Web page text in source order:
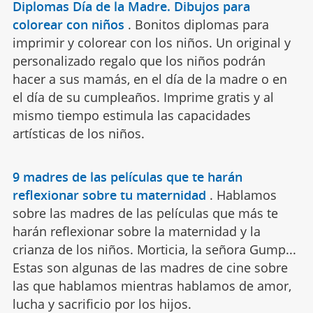
Diplomas Día de la Madre. Dibujos para
colorear con niños . Bonitos diplomas para
imprimir y colorear con los niños. Un original y
personalizado regalo que los niños podrán
hacer a sus mamás, en el día de la madre o en
el día de su cumpleaños. Imprime gratis y al
mismo tiempo estimula las capacidades
artísticas de los niños.
9 madres de las películas que te harán
reflexionar sobre tu maternidad . Hablamos
sobre las madres de las películas que más te
harán reflexionar sobre la maternidad y la
crianza de los niños. Morticia, la señora Gump...
Estas son algunas de las madres de cine sobre
las que hablamos mientras hablamos de amor,
lucha y sacrificio por los hijos.